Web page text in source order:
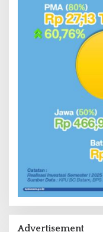
Advertisement